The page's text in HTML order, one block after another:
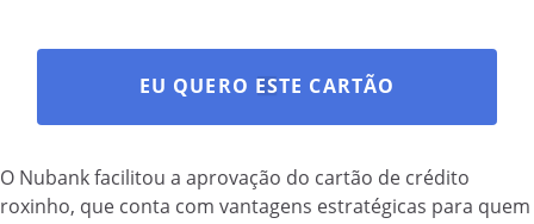
EU QUERO ESTE CARTÃO
O Nubank facilitou a aprovação do cartão de crédito
roxinho, que conta com vantagens estratégicas para quem